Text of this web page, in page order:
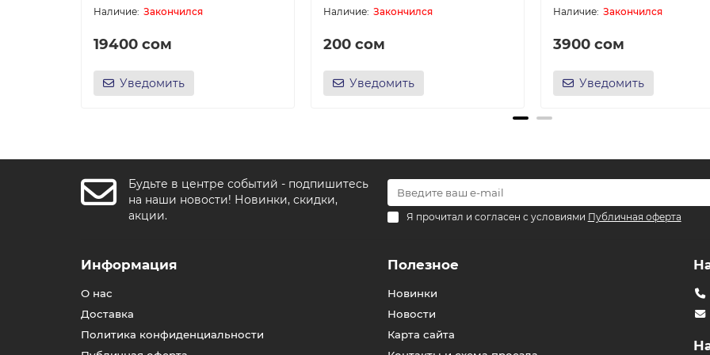
Закончился
19400 сом
Уведомить
Закончился
200 сом
Уведомить
Закончился
3900 сом
Уведомить
Будьте в центре событий - подпишитесь
на наши новости! Новинки, скидки,
акции.
Я прочитал и согласен с условиями Публичная оферта
Информация
О нас
Доставка
Политика конфиденциальности
Полезное
Новинки
Новости
Карта сайта